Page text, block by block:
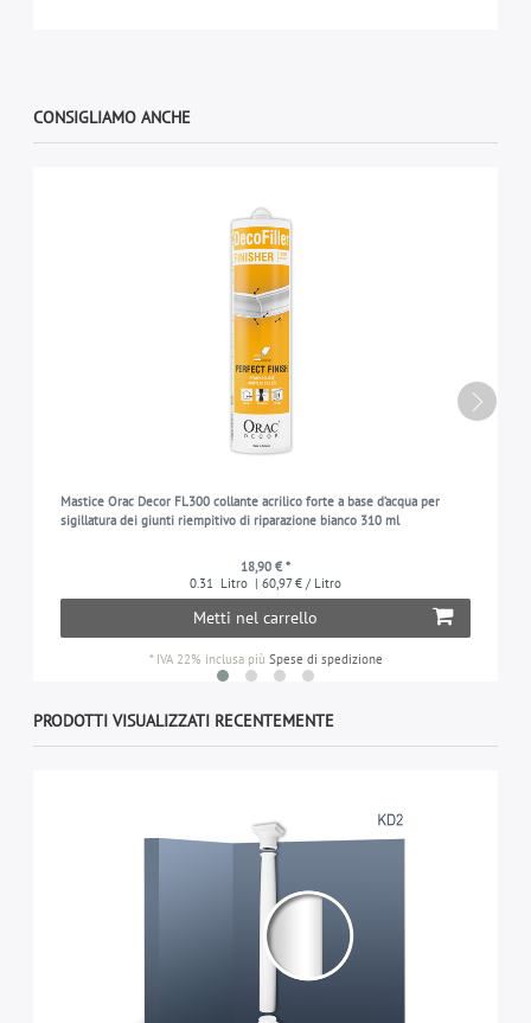
CONSIGLIAMO ANCHE
Mastice Orac Decor FL300 collante acrilico forte a base d’acqua per
sigillatura dei giunti riempitivo di riparazione bianco 310 ml
18,90 € *
0.31
Litro | 60,97 € / Litro
Metti nel carrello
* IVA 22% inclusapiù Spese di spedizione
PRODOTTI VISUALIZZATI RECENTEMENTE